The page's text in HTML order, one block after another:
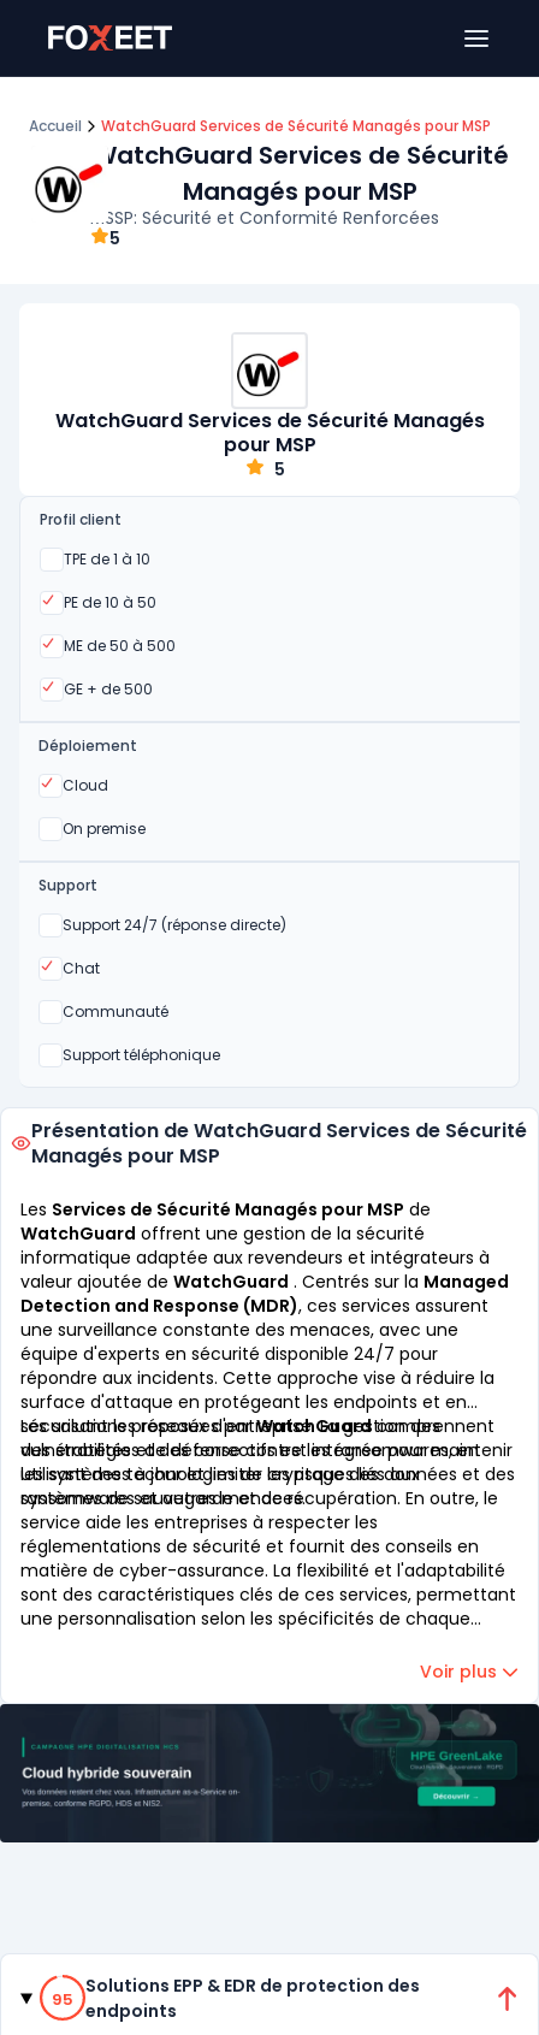
Accueil WatchGuard Services de Sécurité Managés pour MSP
WatchGuard Services de Sécurité
Managés pour MSP
MSSP: Sécurité et Conformité Renforcées
5
WatchGuard Services de Sécurité Managés
pour MSP
5
Profil client
TPE de 1 à 10
Oui
PE de 10 à 50
Oui
ME de 50 à 500
Oui
GE + de 500
Oui
Déploiement
Cloud
Oui
On premise
Oui
Support
Support 24/7 (réponse directe)
Non
Chat
Oui
Communauté
Non
Support téléphonique
Non
Présentation de WatchGuard Services de Sécurité
Managés pour MSP
Les Services de Sécurité Managés pour MSP de
WatchGuard offrent une gestion de la sécurité
informatique adaptée aux revendeurs et intégrateurs à
valeur ajoutée de WatchGuard . Centrés sur la Managed
Detection and Response (MDR), ces services assurent
une surveillance constante des menaces, avec une
équipe d'experts en sécurité disponible 24/7 pour
répondre aux incidents. Cette approche vise à réduire la
surface d'attaque en protégeant les endpoints et en
sécurisant les réseaux d'entreprise. La gestion des
vulnérabilités et des correctifs est intégrée pour maintenir
les systèmes à jour et limiter les risques liés aux
ransomwares et autres menaces.
Les solutions proposées parWatchGuardcomprennent
des stratégies de défense contre les ransomwares, en
utilisant des technologies de cryptage des données et des
systèmes de sauvegarde et de récupération. En outre, le
service aide les entreprises à respecter les
réglementations de sécurité et fournit des conseils en
matière de cyber-assurance. La flexibilité et l'adaptabilité
sont des caractéristiques clés de ces services, permettant
une personnalisation selon les spécificités de chaque
sécurité managée complète, qui combine expertiseVoir plus
Catégories
95% de compatibilité
95
Solutions EPP & EDR de protection des
endpoints